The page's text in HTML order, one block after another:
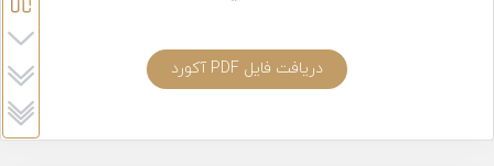
دریافت فایل PDF آکورد